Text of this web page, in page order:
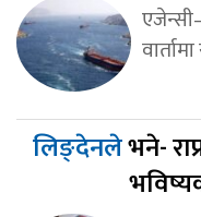
लिङ्देनलेभने-